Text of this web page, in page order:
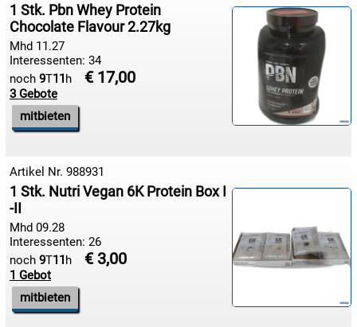
1 Stk. Pbn Whey Protein
Chocolate Flavour 2.27kg
Mhd 11.27
Interessenten: 34
noch 9T11h € 17,00
3 Gebote
mitbieten
Artikel Nr. 988931
1 Stk. Nutri Vegan 6K Protein Box I
-II
Mhd 09.28
Interessenten: 26
noch 9T11h € 3,00
1 Gebot
mitbieten